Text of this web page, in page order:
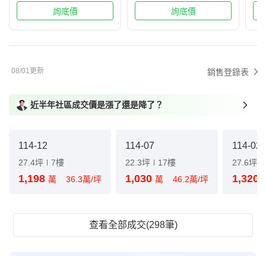
詢底價 詢底價
08/01更新 銷售登錄表
近半年社區成交價是漲了還是降了？
114-12
27.4坪 7樓
1,198 萬 36.3萬/坪
114-07
22.3坪 17樓
1,030 萬 46.2萬/坪
114-02
27.6坪
1,320
查看全部成交(298筆)